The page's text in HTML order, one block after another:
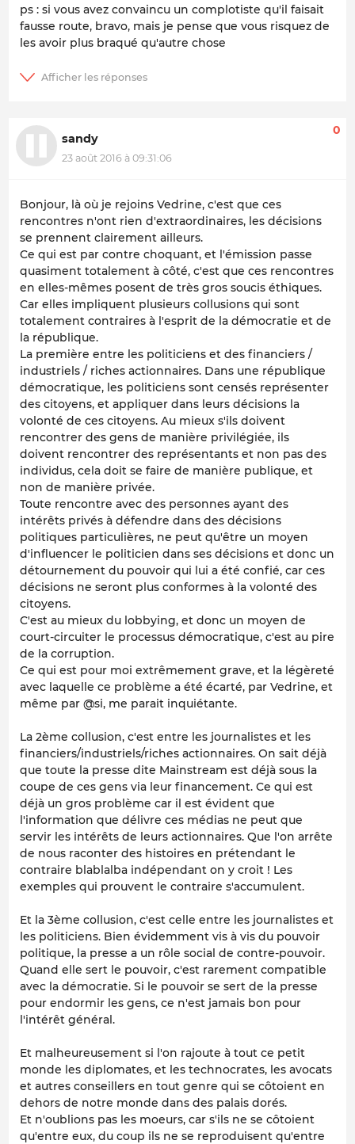
ps : si vous avez convaincu un complotiste qu'il faisait
fausse route, bravo, mais je pense que vous risquez de
les avoir plus braqué qu'autre chose
sandy
23 août 2016 à 09:31:06
0
Bonjour, là où je rejoins Vedrine, c'est que ces
rencontres n'ont rien d'extraordinaires, les décisions
se prennent clairement ailleurs.
Ce qui est par contre choquant, et l'émission passe
quasiment totalement à côté, c'est que ces rencontres
en elles-mêmes posent de très gros soucis éthiques.
Car elles impliquent plusieurs collusions qui sont
totalement contraires à l'esprit de la démocratie et de
la république.
La première entre les politiciens et des financiers /
industriels / riches actionnaires. Dans une république
démocratique, les politiciens sont censés représenter
des citoyens, et appliquer dans leurs décisions la
volonté de ces citoyens. Au mieux s'ils doivent
rencontrer des gens de manière privilégiée, ils
doivent rencontrer des représentants et non pas des
individus, cela doit se faire de manière publique, et
non de manière privée.
Toute rencontre avec des personnes ayant des
intérêts privés à défendre dans des décisions
politiques particulières, ne peut qu'être un moyen
d'influencer le politicien dans ses décisions et donc un
détournement du pouvoir qui lui a été confié, car ces
décisions ne seront plus conformes à la volonté des
citoyens.
C'est au mieux du lobbying, et donc un moyen de
court-circuiter le processus démocratique, c'est au pire
de la corruption.
Ce qui est pour moi extrêmement grave, et la légèreté
avec laquelle ce problème a été écarté, par Vedrine, et
même par @si, me parait inquiétante.
La 2ème collusion, c'est entre les journalistes et les
financiers/industriels/riches actionnaires. On sait déjà
que toute la presse dite Mainstream est déjà sous la
coupe de ces gens via leur financement. Ce qui est
déjà un gros problème car il est évident que
l'information que délivre ces médias ne peut que
servir les intérêts de leurs actionnaires. Que l'on arrête
de nous raconter des histoires en prétendant le
contraire blablalba indépendant on y croit ! Les
exemples qui prouvent le contraire s'accumulent.
Et la 3ème collusion, c'est celle entre les journalistes et
les politiciens. Bien évidemment vis à vis du pouvoir
politique, la presse a un rôle social de contre-pouvoir.
Quand elle sert le pouvoir, c'est rarement compatible
avec la démocratie. Si le pouvoir se sert de la presse
pour endormir les gens, ce n'est jamais bon pour
l'intérêt général.
Et malheureusement si l'on rajoute à tout ce petit
monde les diplomates, et les technocrates, les avocats
et autres conseillers en tout genre qui se côtoient en
dehors de notre monde dans des palais dorés.
Et n'oublions pas les moeurs, car s'ils ne se côtoient
qu'entre eux, du coup ils ne se reproduisent qu'entre